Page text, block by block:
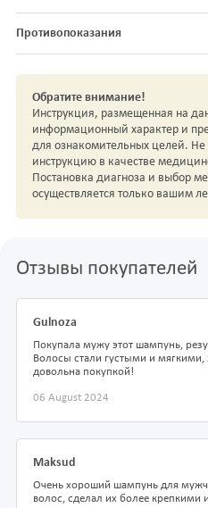
Противопоказания
Обратите внимание!
Инструкция, размещенная на
информационный характер и
для ознакомительных целей. Не
инструкцию в качестве
Постановка диагноза и выбор
осуществляется только вашим
Отзывы покупателей
Gulnoza
Покупала мужу этот шампунь,
Волосы стали густыми и мягкими,
довольна покупкой!
06 August 2024
Maksud
Очень хороший шампунь для
волос, сделал их более крепкими